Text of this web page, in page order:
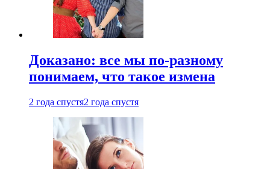
Доказано: все мы по-разному
понимаем, что такое измена
2 года спустя2 года спустя